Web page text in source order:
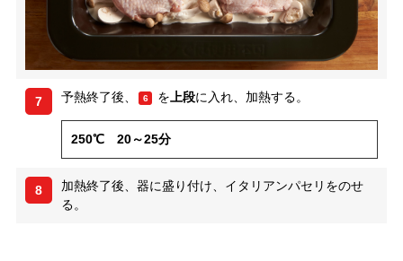
7 予熱終了後、 6 を上段に入れ、加熱する。
250℃ 20～25分
8
加熱終了後、器に盛り付け、イタリアンパセリをのせ
る。